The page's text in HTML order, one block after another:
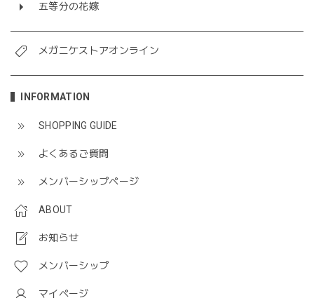
五等分の花嫁
メガニケストアオンライン
INFORMATION
SHOPPING GUIDE
よくあるご質問
メンバーシップページ
ABOUT
お知らせ
メンバーシップ
マイページ